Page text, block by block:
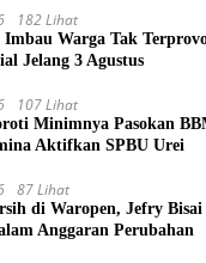
182 Lihat
Imbau Warga Tak
Jelang 3 Agustus
107 Lihat
Minimnya Pasokan
Aktifkan SPBU Urei
87 Lihat
di Waropen, Jefry
Anggaran Perubahan